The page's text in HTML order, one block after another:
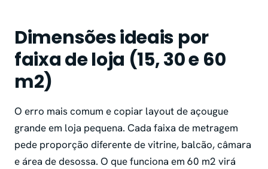
Dimensões ideais por
faixa de loja (15, 30 e 60
m2)
O erro mais comum e copiar layout de açougue
grande em loja pequena. Cada faixa de metragem
pede proporção diferente de vitrine, balcão, câmara
e área de desossa. O que funciona em 60 m2 virá